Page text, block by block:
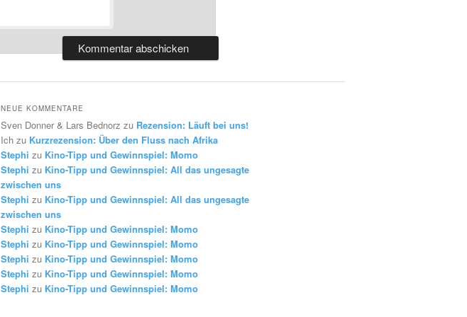
NEUE KOMMENTARE
Sven Donner & Lars Bednorz zu Rezension: Läuft bei uns!
Ich zu Kurzrezension: Über den Fluss nach Afrika
Stephi zu Kino-Tipp und Gewinnspiel: Momo
Stephi zu Kino-Tipp und Gewinnspiel: All das ungesagte
zwischen uns
Stephi zu Kino-Tipp und Gewinnspiel: All das ungesagte
zwischen uns
Stephi zu Kino-Tipp und Gewinnspiel: Momo
Stephi zu Kino-Tipp und Gewinnspiel: Momo
Stephi zu Kino-Tipp und Gewinnspiel: Momo
Stephi zu Kino-Tipp und Gewinnspiel: Momo
Stephi zu Kino-Tipp und Gewinnspiel: Momo